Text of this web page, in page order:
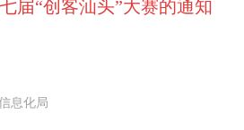
届“创客汕头”大赛的通知
息化局